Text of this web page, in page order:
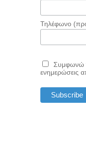
Τηλέφωνο
Συμφωνώ
ενημερώσεις